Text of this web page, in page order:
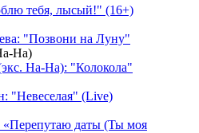
тебя, лысый!" (16+)
"Позвони на Луну"
На)
На-На): "Колокола"
"Невеселая" (Live)
даты (Ты моя